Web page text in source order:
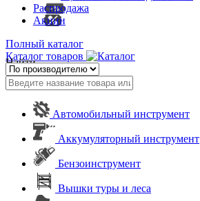
Распродажа
Акции
Полный каталог
Каталог товаров
Найти
Автомобильный инструмент
Аккумуляторный инструмент
Бензоинструмент
Вышки туры и леса